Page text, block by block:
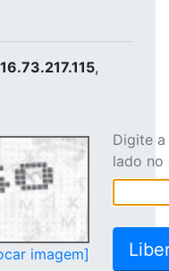
,
imagem]
Digite
lado no